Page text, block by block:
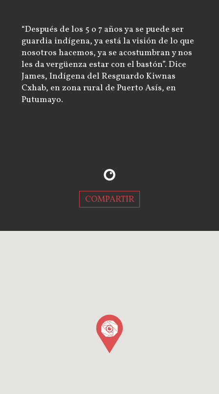
“Después de los 5 o 7 años ya se puede ser
guardia indígena, ya está la visión de lo que
nosotros hacemos, ya se acostumbran y nos
les da vergüenza estar con el bastón”. Dice
James, Indígena del Resguardo Kiwnas
Cxhab, en zona rural de Puerto Asís, en
Putumayo.
COMPARTIR